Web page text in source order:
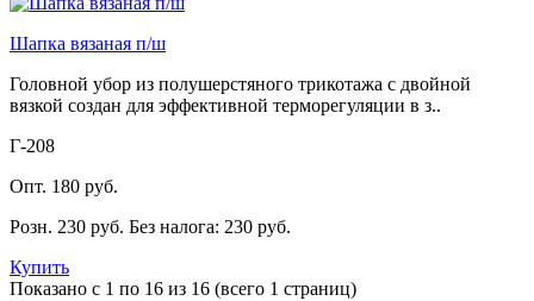
Шапка вязаная п/ш
Головной убор из полушерстяного трикотажа с двойной
вязкой создан для эффективной терморегуляции в з..
Г-208
Опт. 180 руб.
Розн. 230 руб. Без налога: 230 руб.
Купить
Показано с 1 по 16 из 16 (всего 1 страниц)